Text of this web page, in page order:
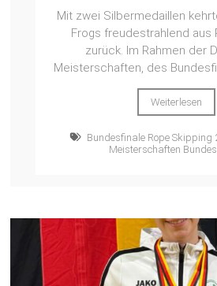
Mit zwei Silbermedaillen
Frogs freudestrahlend aus
zurück. Im Rahmen der
Meisterschaften, des
Weiterlesen
Bundesfinale Rope Skipping
Meisterschaften